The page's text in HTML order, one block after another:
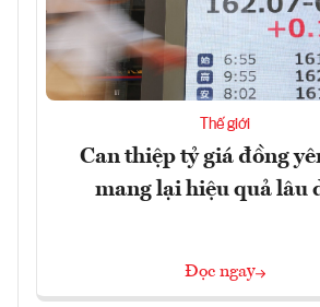
Thế giới
Can thiệp tỷ giá đồng
mang lại hiệu quả lâu
Đọc ngay